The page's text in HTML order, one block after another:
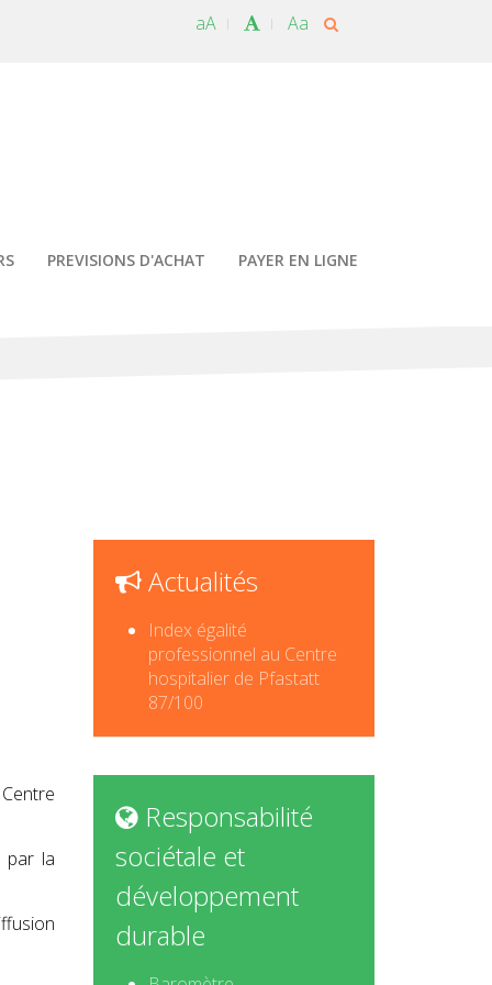
aA Aa
PREVISIONS D'ACHAT PAYER EN LIGNE
par la
Actualités
Index égalité
professionnel au Centre
hospitalier de Pfastatt
87/100
Responsabilité
sociétale et
développement
durable